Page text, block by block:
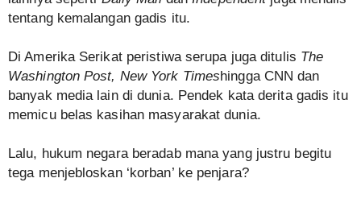
tentang kemalangan gadis itu.
Di Amerika Serikat peristiwa serupa juga ditulis The
Washington Post, New York Timeshingga CNN dan
banyak media lain di dunia. Pendek kata derita gadis itu
memicu belas kasihan masyarakat dunia.
Lalu, hukum negara beradab mana yang justru begitu
tega menjebloskan ‘korban’ ke penjara?